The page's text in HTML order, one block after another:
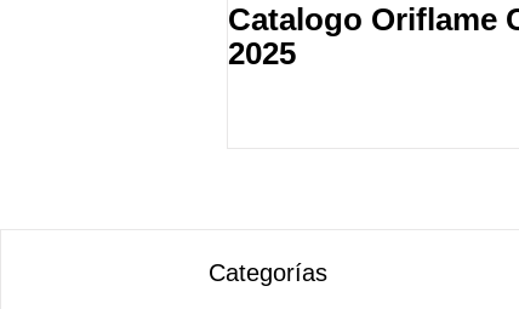
Catalogo Oriflame
2025
Categorías